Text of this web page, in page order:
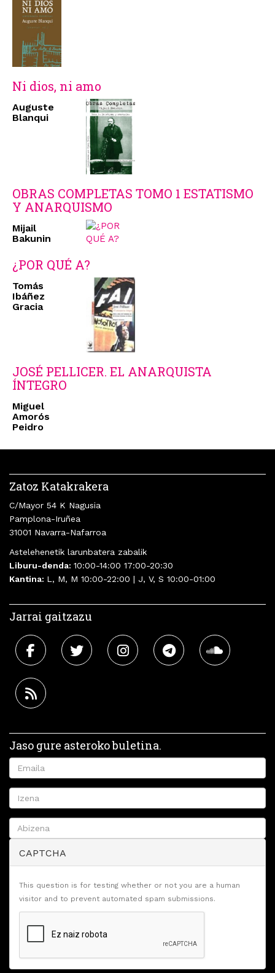
Ni dios, ni amo
Auguste
Blanqui
OBRAS COMPLETAS TOMO 1 ESTATISMO
Y ANARQUISMO
Mijail
Bakunin
¿POR QUÉ A?
Tomás
Ibáñez
Gracia
JOSÉ PELLICER. EL ANARQUISTA
ÍNTEGRO
Miguel
Amorós
Peidro
Zatoz Katakrakera
C/Mayor 54 K Nagusia
Pamplona-Iruñea
31001 Navarra-Nafarroa
Astelehenetik larunbatera zabalik
Liburu-denda: 10:00-14:00 17:00-20:30
Kantina: L, M, M 10:00-22:00 | J, V, S 10:00-01:00
Jarrai gaitzazu
Jaso gure asteroko buletina.
CAPTCHA
This question is for testing whether or not you are a human
visitor and to prevent automated spam submissions.